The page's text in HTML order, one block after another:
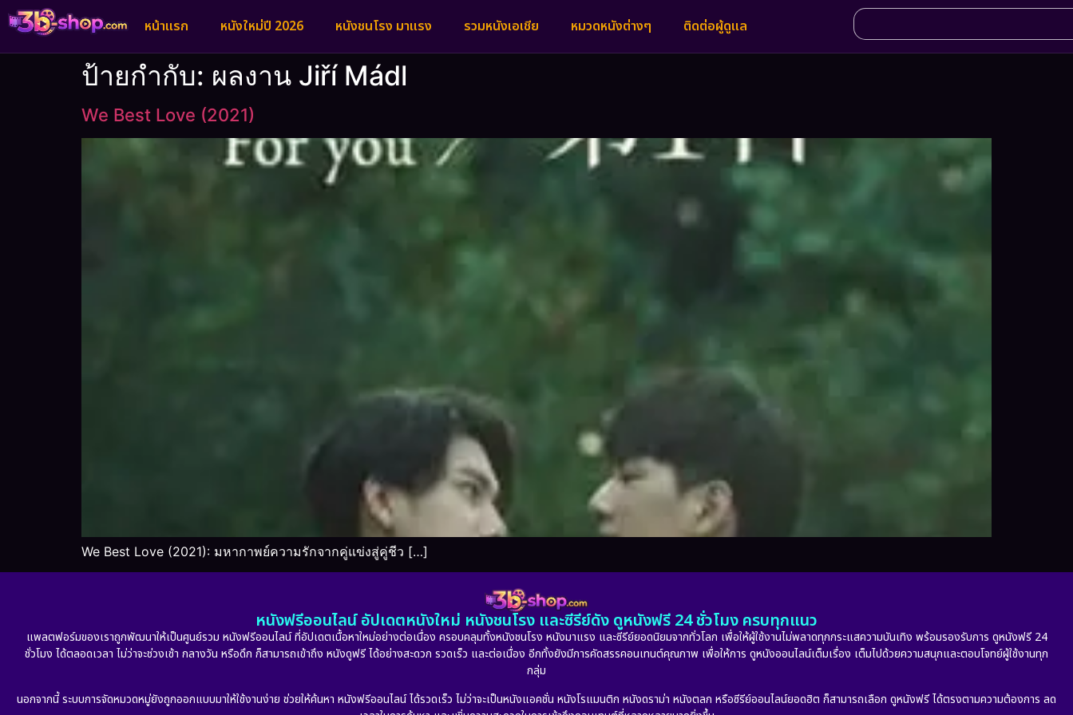
หน้าแรก หนังใหม่ปี 2026 หนังชนโรง มาแรง รวมหนังเอเชีย หมวดหนังต่างๆ ติดต่อผู้ดูแล
ป้ายกำกับ: ผลงาน Jiří Mádl
We Best Love (2021)
We Best Love (2021): มหากาพย์ความรักจากคู่แข่งสู่คู่ชีว […]
หนังฟรีออนไลน์ อัปเดตหนังใหม่ หนังชนโรง และซีรีย์ดัง ดูหนังฟรี 24 ชั่วโมง ครบทุกแนว
แพลตฟอร์มของเราถูกพัฒนาให้เป็นศูนย์รวม หนังฟรีออนไลน์ ที่อัปเดตเนื้อหาใหม่อย่างต่อเนื่อง ครอบคลุมทั้งหนังชนโรง หนังมาแรง และซีรีย์ยอดนิยมจากทั่วโลก เพื่อให้ผู้ใช้งานไม่พลาดทุกกระแสความบันเทิง พร้อมรองรับการ ดูหนังฟรี 24
ชั่วโมง ได้ตลอดเวลา ไม่ว่าจะช่วงเช้า กลางวัน หรือดึก ก็สามารถเข้าถึง หนังดูฟรี ได้อย่างสะดวก รวดเร็ว และต่อเนื่อง อีกทั้งยังมีการคัดสรรคอนเทนต์คุณภาพ เพื่อให้การ ดูหนังออนไลน์เต็มเรื่อง เต็มไปด้วยความสนุกและตอบโจทย์ผู้ใช้งานทุก
กลุ่ม
นอกจากนี้ ระบบการจัดหมวดหมู่ยังถูกออกแบบมาให้ใช้งานง่าย ช่วยให้ค้นหา หนังฟรีออนไลน์ ได้รวดเร็ว ไม่ว่าจะเป็นหนังแอคชั่น หนังโรแมนติก หนังดราม่า หนังตลก หรือซีรีย์ออนไลน์ยอดฮิต ก็สามารถเลือก ดูหนังฟรี ได้ตรงตามความต้องการ ลด